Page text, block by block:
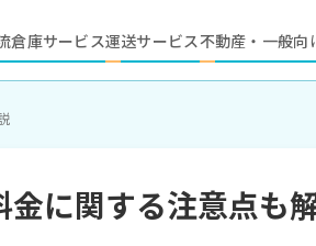
倉庫サービス運送サービス不動産・一般向
に関する注意点も